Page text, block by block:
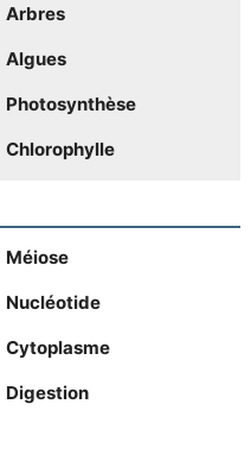
Arbres
Algues
Photosynthèse
Chlorophylle
Méiose
Nucléotide
Cytoplasme
Digestion